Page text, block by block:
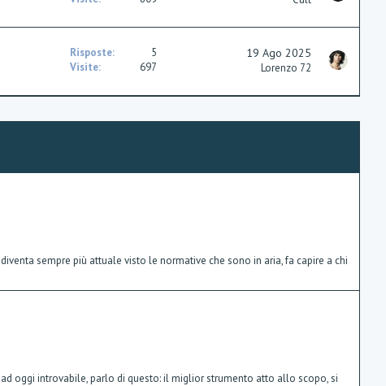
Risposte
5
Visite
697
19 Ago 2025
Lorenzo 72
sempre più attuale visto le normative che sono in aria, fa capire a chi
oggi introvabile, parlo di questo: il miglior strumento atto allo scopo, si